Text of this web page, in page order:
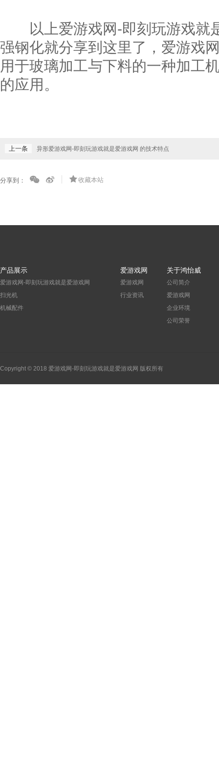
以上爱游戏网-即刻玩游戏就
强钢化就分享到这里了，爱游戏
用于玻璃加工与下料的一种加工
的应用。
上一条 异形爱游戏网-即刻玩游戏就是爱游戏网 的技术特点
分享到： 收藏本站
产品展示
爱游戏网-即刻玩游戏就是爱游戏网
扫光机
机械配件
爱游戏网
爱游戏网
行业资讯
关于鸿怡威
公司简介
爱游戏网
企业环境
公司荣誉
Copyright © 2018 爱游戏网-即刻玩游戏就是爱游戏网 版权所有